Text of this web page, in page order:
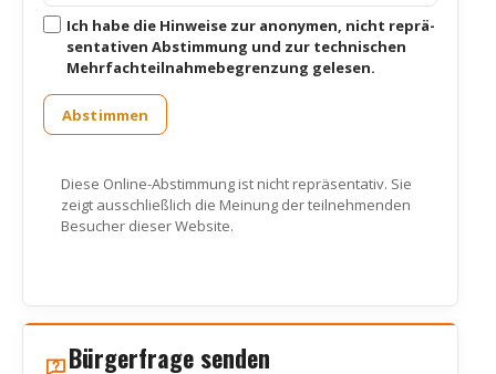
Ich habe die Hin­wei­se zur anony­men, nicht reprä­
sen­ta­ti­ven Abstim­mung und zur tech­ni­schen
Mehr­fach­teil­nah­me­be­gren­zung gele­sen.
Abstimmen
Die­se Online-Abstim­mung ist nicht reprä­sen­ta­tiv. Sie
zeigt aus­schließ­lich die Mei­nung der teil­neh­men­den
Besu­cher die­ser Web­site.
Bürgerfrage senden